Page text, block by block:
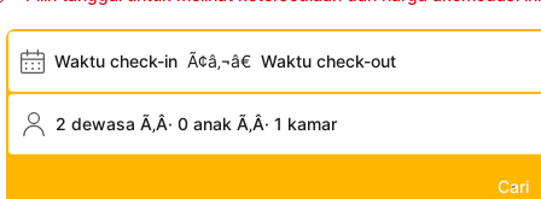
Waktu check-in Ã¢â‚¬â€ Waktu check-out
2 dewasa Ã‚Â· 0 anak Ã‚Â· 1 kamar
Cari